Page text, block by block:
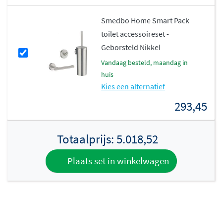
Smedbo Home Smart Pack
toilet accessoireset -
Geborsteld Nikkel
vandaag besteld, maandag in
huis
Kies een alternatief
293,45
Totaalprijs:5.018,52
Plaats set in winkelwagen